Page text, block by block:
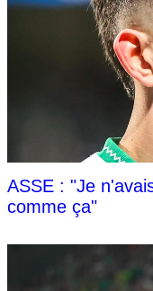
ASSE : "Je
comme ça"